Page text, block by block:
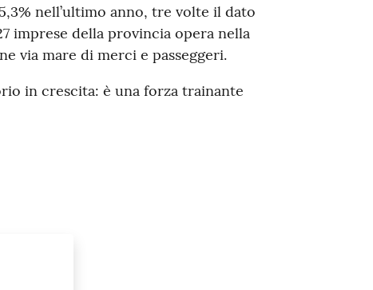
nell’ultimo anno, tre volte il dato
imprese della provincia opera nella
via mare di merci e passeggeri.
in crescita: è una forza trainante